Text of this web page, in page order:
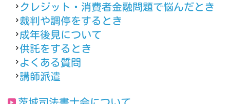
クレジット・消費者金融問題で悩んだとき
裁判や調停をするとき
成年後見について
供託をするとき
よくある質問
講師派遣
茨城司法書士会について